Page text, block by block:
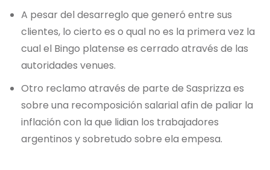
A pesar del desarreglo que generó entre sus
clientes, lo cierto es o qual no es la primera vez la
cual el Bingo platense es cerrado através de las
autoridades venues.
Otro reclamo através de parte de Sasprizza es
sobre una recomposición salarial afin de paliar la
inflación con la que lidian los trabajadores
argentinos y sobretudo sobre ela empesa.